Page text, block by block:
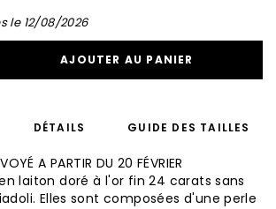
le 12/08/2026
A PARTIR DU 20 FÉVRIER
laiton doré à l'or fin 24 carats sans
Elles sont composées d'une perle
DÉTAILS GUIDE DES TAILLES
AJOUTER AU PANIER